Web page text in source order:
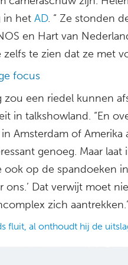
in het AD. “ Ze stonden
en Hart van
zelfs te zien dat ze met
focus
zou een riedel kunnen
in talkshowland. “En
Amsterdam of
genoeg. Maar
ook op de spandoeken
ons.’ Dat verwijt moet
zich
fluit, al onthoudt hij de